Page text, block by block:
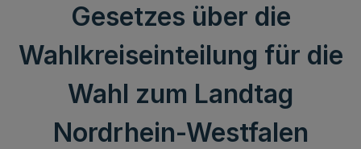
Gesetzes über die
Wahlkreiseinteilung für die
Wahl zum Landtag
Nordrhein-Westfalen